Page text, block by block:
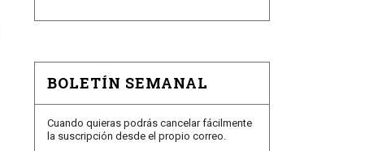
BOLETÍN SEMANAL
Cuando quieras podrás cancelar fácilmente
la suscripción desde el propio correo.